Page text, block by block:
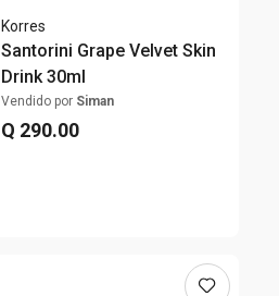
Korres
Santorini Grape Velvet Skin
Drink 30ml
Vendido por Siman
Q 290.00